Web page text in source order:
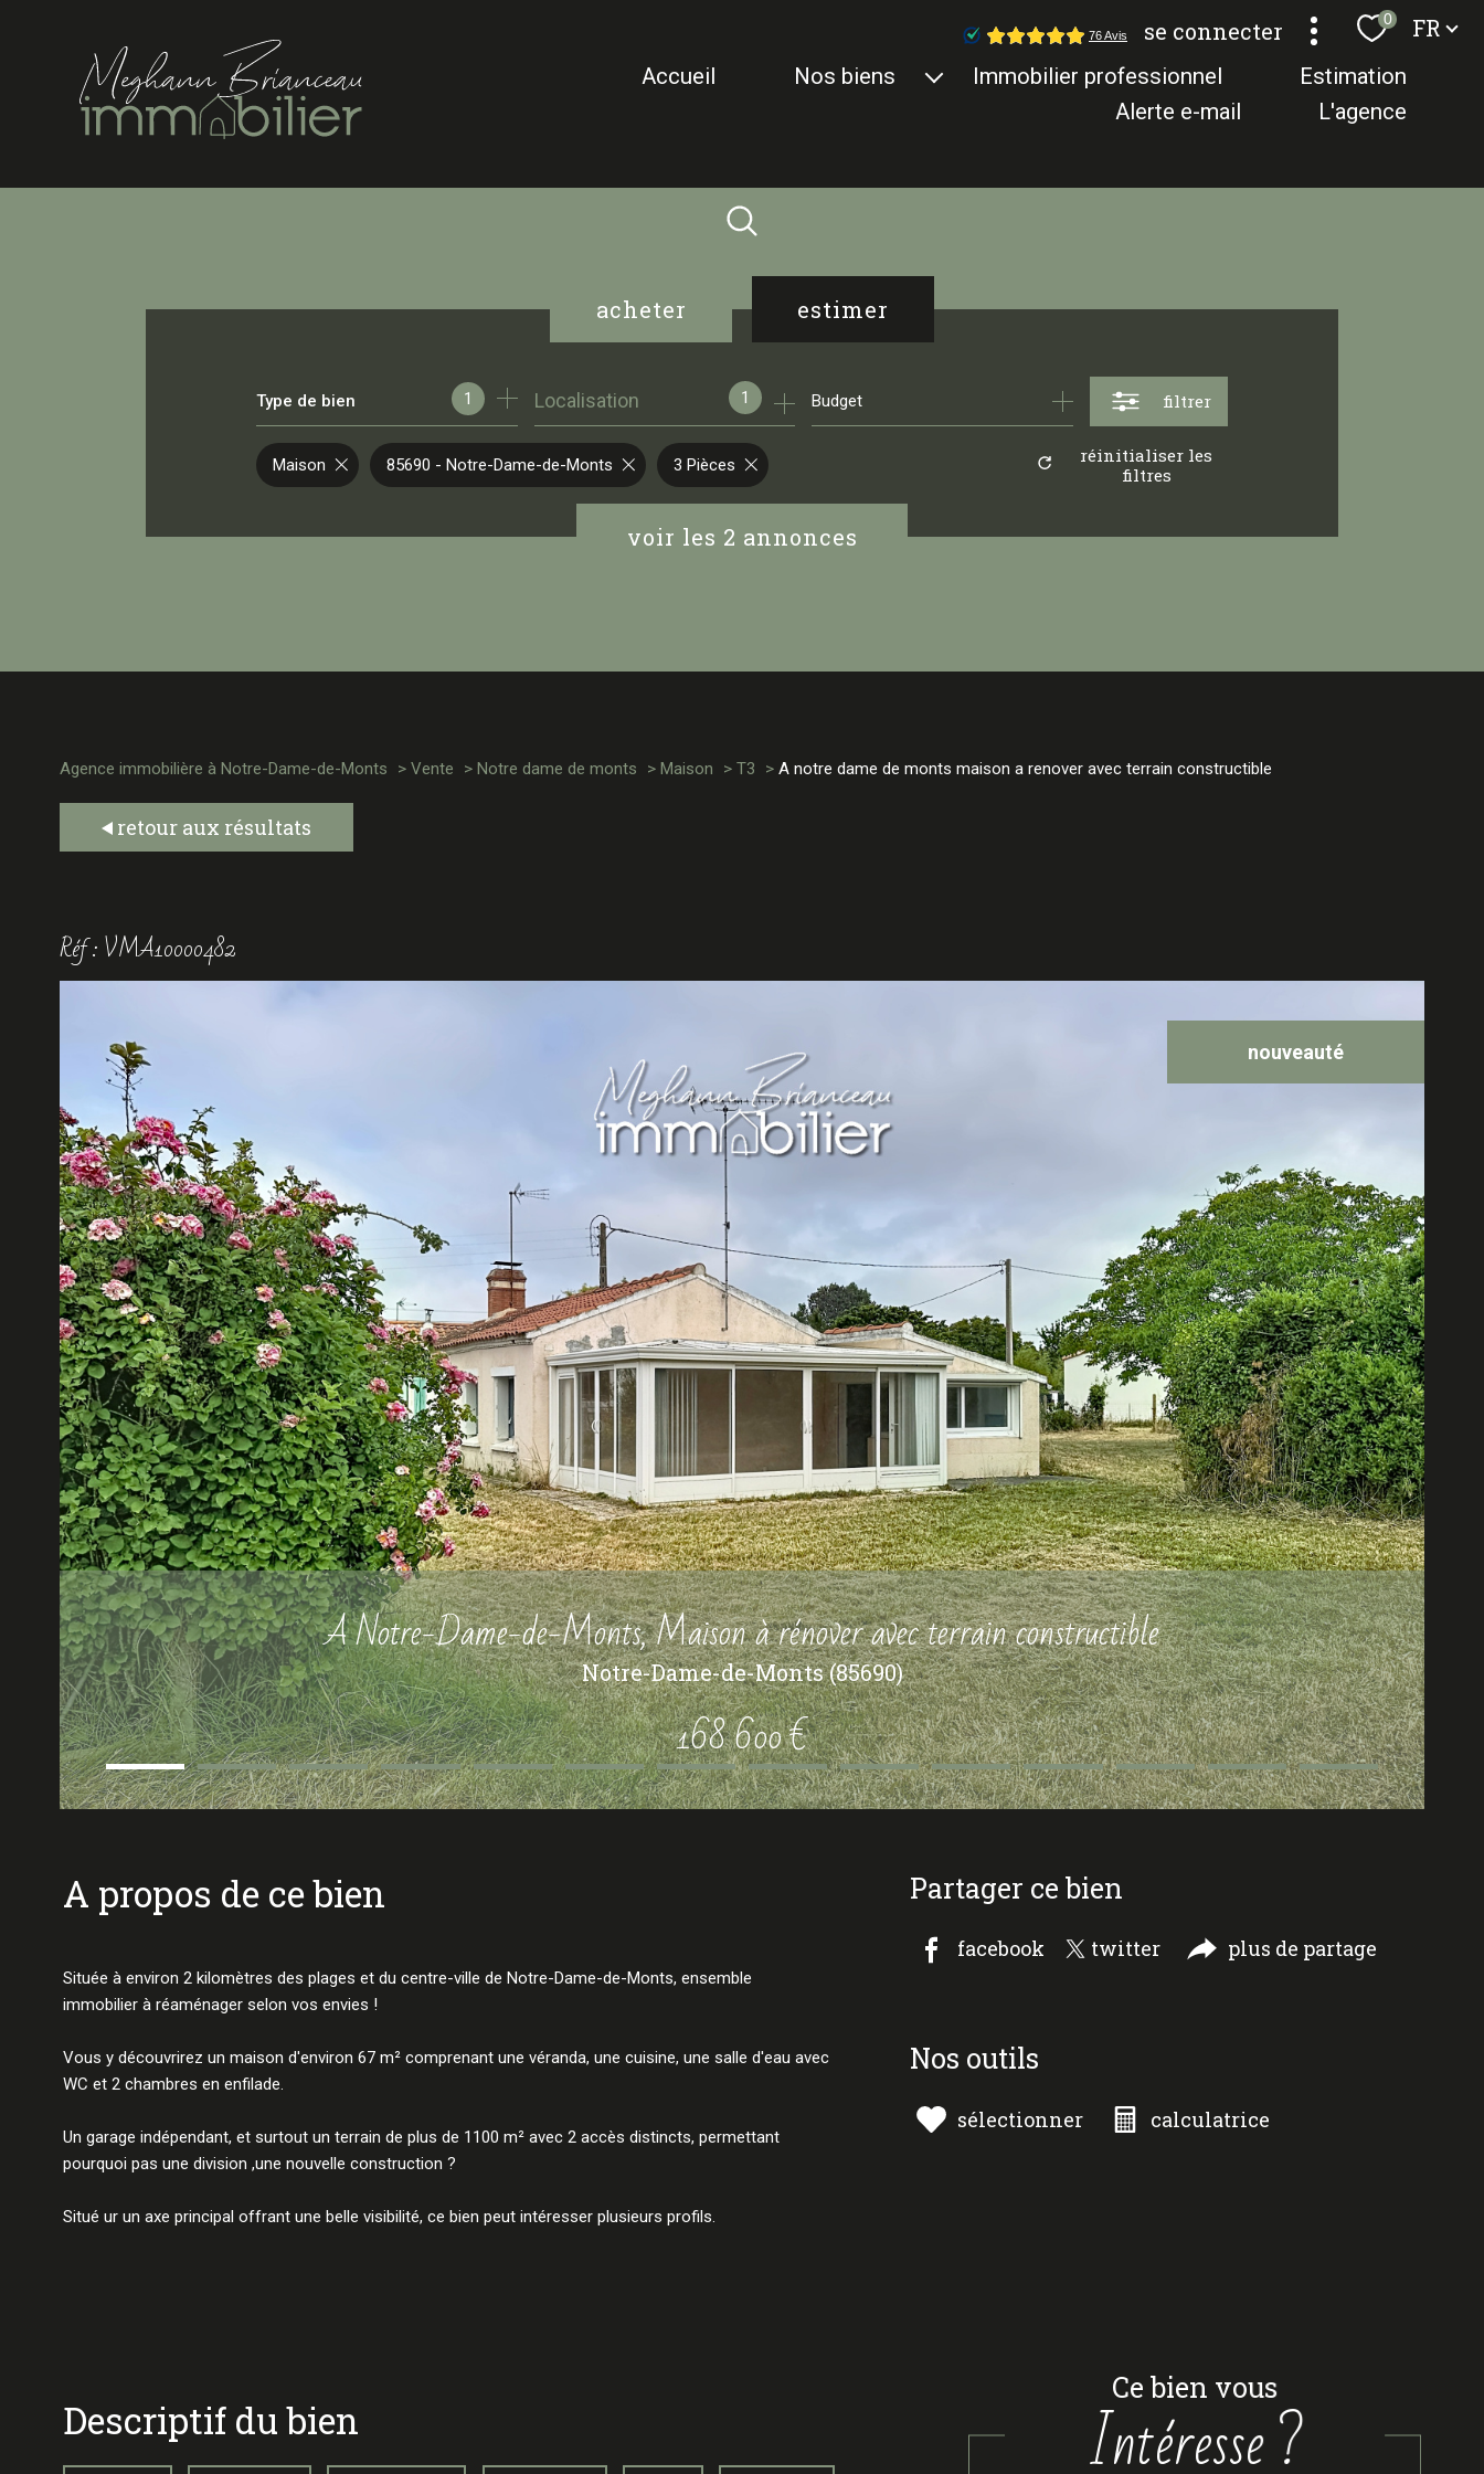
se connecter 0 Langue
FR
accueil nos biens immobilier professionnel
estimation
alerte e-mail
l'agence
acheter estimer
Type de bien 1 1
Localisation Budget filtrer
voir les 2 annonces
Maison 85690 - Notre-Dame-de-Monts 3 Pièces
réinitialiser les
filtres
Agence immobilière à Notre-Dame-de-Monts Vente Notre dame de monts Maison T3 A notre dame de monts maison a renover avec terrain constructible
retour aux résultats
Réf : VMA10000482
nouveauté
A Notre-Dame-de-Monts, Maison à rénover avec terrain constructible
Notre-Dame-de-Monts (85690)
168 600 €
a propos de ce bien
Située à environ 2 kilomètres des plages et du centre-ville de Notre-Dame-de-Monts, ensemble
immobilier à réaménager selon vos envies !
Vous y découvrirez un maison d'environ 67 m² comprenant une véranda, une cuisine, une salle d'eau avec
WC et 2 chambres en enfilade.
Un garage indépendant, et surtout un terrain de plus de 1100 m² avec 2 accès distincts, permettant
pourquoi pas une division ,une nouvelle construction ?
Situé ur un axe principal offrant une belle visibilité, ce bien peut intéresser plusieurs profils.
partager ce bien
facebook twitter plus de partage
nos outils
sélectionner calculatrice
descriptif du bien
ce bien vous
intéresse ?